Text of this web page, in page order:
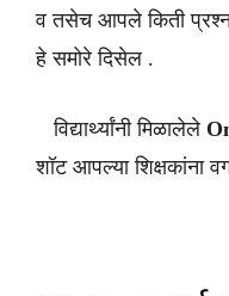
व तसेच आपले किती
हे समोरे दिसेल .
विद्यार्थ्यांनी मिळालेले
शॉट आपल्या शिक्षकांना